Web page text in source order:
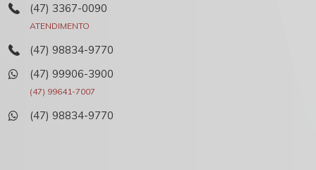
(47) 3367-0090
ATENDIMENTO
(47) 98834-9770
(47) 99906-3900
(47) 99641-7007
(47) 98834-9770